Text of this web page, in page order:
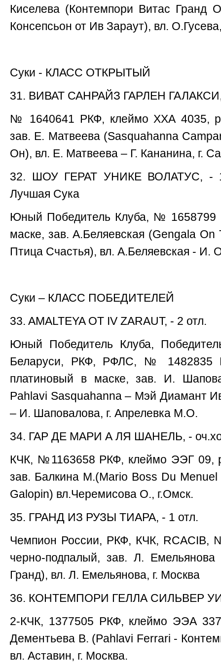
Киселева (Контемпори Витас Гранд
Консепсьон от Ив Зараут), вл.
Суки - КЛАСС ОТКРЫТЫЙ
31. ВИВАТ САНРАЙЗ ГАРЛЕН
№ 1640641 РКФ, клеймо ХХА 4035,
зав. Е. Матвеева (Sаsquahanna
Он), вл. Е. Матвеева – Г. Кананина, г.
32. ШОУ ГЕРАТ УНИКЕ ВОЛАТУС, - 1
Лучшая Сука
Юный Победитель Клуба, № 1658799
маске, зав. А.Беляевская (Gengala
Птица Счастья), вл. А.Беляевская - И.
Cуки – КЛАСС ПОБЕДИТЕЛЕЙ
33. AMALTEYA OT IV ZARAUT, - 2 отл.
Юный Победитель Клуба,
Беларуси, РКФ, РФЛС, № 1482835
платиновый в маске, зав. И.
Pahlavi Sаsquahanna – Мэй Диамант
– И. Шаповалова, г. Апрелевка М.О.
34. ГАР ДЕ МАРИ А ЛЯ ШАНЕЛЬ, -
КЧК, №1163658 РКФ, клеймо ЭЭГ 09,
зав. Балкина М.(Mario Boss Du
Galopin) вл.Черемисова О., г.Омск.
35. ГРАНД ИЗ РУЗЫ ТИАРА, - 1 отл.
Чемпион России, РКФ, КЧК, RCACIB,
черно-подпалый, зав. Л.
Гранд), вл. Л. Емельянова, г. Москва
36. КОНТЕМПОРИ ГЕЛЛА СИЛЬВЕР
2-КЧК, 1377505 РКФ, клеймо ЭЭА
Дементьева В. (Pahlavi Ferrari -
вл. Аставин, г. Москва.